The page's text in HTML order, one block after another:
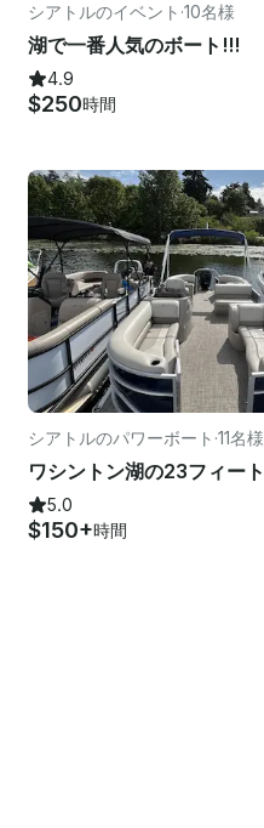
シアトルのイベント ·10名様
湖で一番人気のボート!!!
4.9
$250時間
シアトルのパワーボート ·11名様
5.0
$150+時間